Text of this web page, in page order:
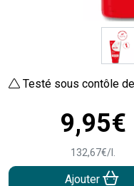
Testé sous contôle
9,95€
132,67€/
Ajouter